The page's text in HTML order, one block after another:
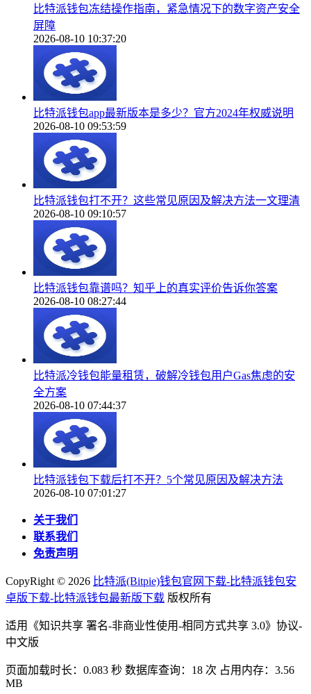
比特派钱包冻结操作指南，紧急情况下的数字资产安全
屏障
2026-08-10 10:37:20
比特派钱包app最新版本是多少？官方2024年权威说明
2026-08-10 09:53:59
比特派钱包打不开？这些常见原因及解决方法一文理清
2026-08-10 09:10:57
比特派钱包靠谱吗？知乎上的真实评价告诉你答案
2026-08-10 08:27:44
比特派冷钱包能量租赁，破解冷钱包用户Gas焦虑的安
全方案
2026-08-10 07:44:37
比特派钱包下载后打不开？5个常见原因及解决方法
2026-08-10 07:01:27
关于我们
联系我们
免责声明
CopyRight © 2026 比特派(Bitpie)钱包官网下载-比特派钱包安
卓版下载-比特派钱包最新版下载 版权所有
适用《知识共享 署名-非商业性使用-相同方式共享 3.0》协议-
中文版
页面加载时长：0.083 秒 数据库查询：18 次 占用内存：3.56
MB